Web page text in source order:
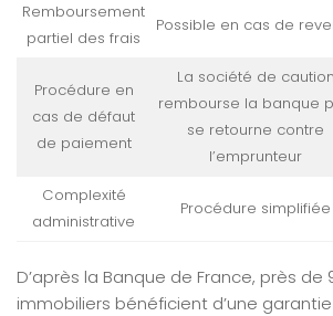
Remboursement
partiel des frais
Possible en cas de
Procédure en
cas de défaut
de paiement
La société de caution
rembourse la banque
se retourne contre
l’emprunteur
Complexité
administrative
Procédure simplifiée
D’après la Banque de France, près de
immobiliers bénéficient d’une